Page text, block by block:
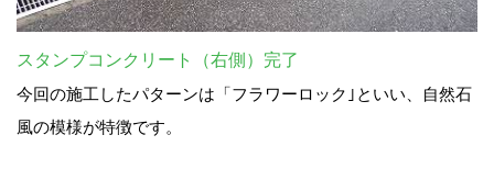
スタンプコンクリート（右側）完了
今回の施工したパターンは「フラワーロック｣といい、自然石
風の模様が特徴です。